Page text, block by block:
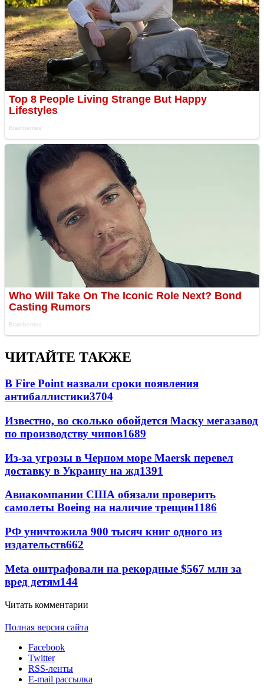
ЧИТАЙТЕ ТАКЖЕ
В Fire Point назвали сроки появления
антибаллистики3704
Известно, во сколько обойдется Маску мегазавод
по производству чипов1689
Из-за угрозы в Черном море Maersk перевел
доставку в Украину на жд1391
Авиакомпании США обязали проверить
самолеты Boeing на наличие трещин1186
РФ уничтожила 900 тысяч книг одного из
издательств662
Meta оштрафовали на рекордные $567 млн за
вред детям144
Читать комментарии
Полная версия сайта
Facebook
Twitter
RSS-ленты
E-mail рассылка